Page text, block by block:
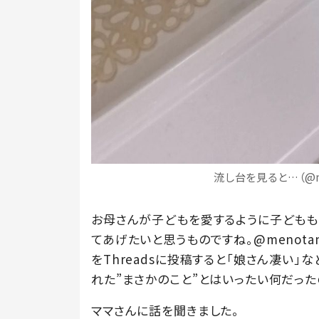
流し台を見ると…（
お母さんが子どもを愛するように子ども
てあげたいと思うものですね。
をThreadsに投稿すると「娘さん凄い」な
れた”まさかのこと”とはいったい何だった
ママさんに話を聞きました。